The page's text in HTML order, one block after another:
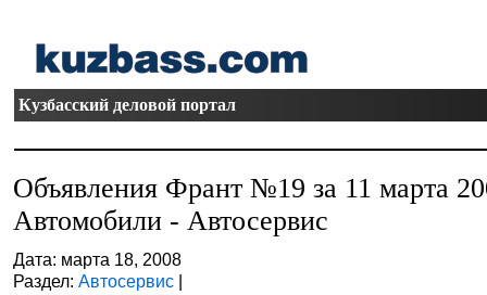
Кузбасский деловой портал
Объявления Франт №19 за 11 марта
Автомобили - Автосервис
Дата: марта 18, 2008
Раздел:Автосервис |